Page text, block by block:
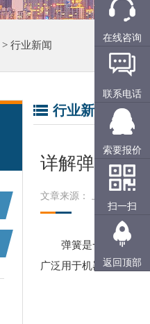
> 行业新闻
行业新闻
详解弹簧的
文章来源： 上精工
弹簧是一种利用弹
广泛用于机器、仪表中
在线咨询
联系电话
索要报价
扫一扫
返回顶部